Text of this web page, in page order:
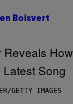
Boisvert
GETTY IMAGES